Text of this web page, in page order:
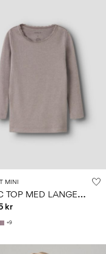
MINI
B
ASIC TOP MED LANGE ÆRMER
kr
+9